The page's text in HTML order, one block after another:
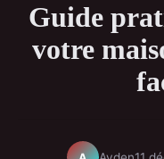
Guide
votre